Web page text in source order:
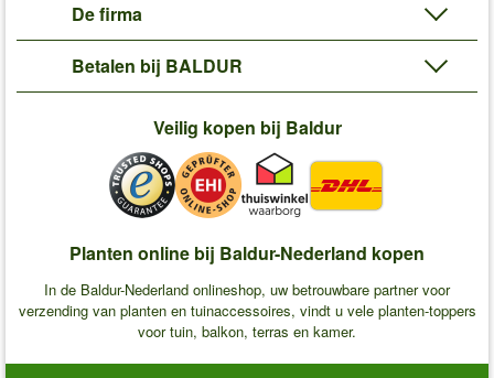
De firma
Betalen bij BALDUR
Veilig kopen bij Baldur
Planten online bij Baldur-Nederland kopen
In de Baldur-Nederland onlineshop, uw betrouwbare partner voor
verzending van planten en tuinaccessoires, vindt u vele planten-toppers
voor tuin, balkon, terras en kamer.